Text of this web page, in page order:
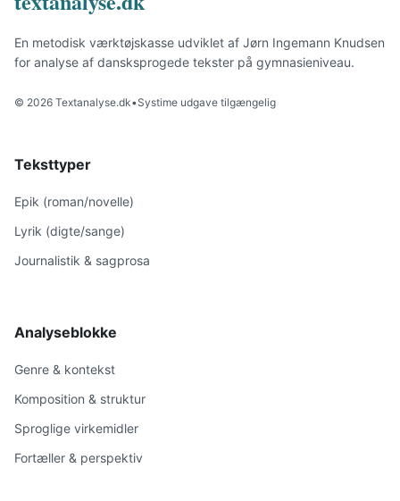
En metodisk værktøjskasse udviklet af Jørn Ingemann Knudsen
for analyse af dansksprogede tekster på gymnasieniveau.
© 2026 Textanalyse.dk•Systime udgave tilgængelig
Teksttyper
Epik (roman/novelle)
Lyrik (digte/sange)
Journalistik & sagprosa
Analyseblokke
Genre & kontekst
Komposition & struktur
Sproglige virkemidler
Fortæller & perspektiv